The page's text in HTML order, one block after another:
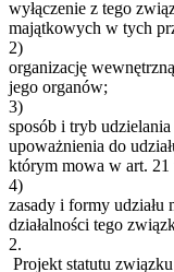
wyłączenie z tego
majątkowych w tych
2)
organizację
jego organów;
3)
sposób i tryb
upoważnienia do
którym mowa w art. 21
4)
zasady i formy
działalności tego
2.
Projekt statutu